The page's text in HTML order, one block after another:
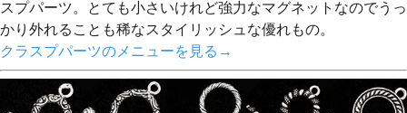
スプパーツ。とても小さいけれど強力なマグネットなのでうっ
かり外れることも稀なスタイリッシュな優れもの。
クラスプパーツのメニューを見る→